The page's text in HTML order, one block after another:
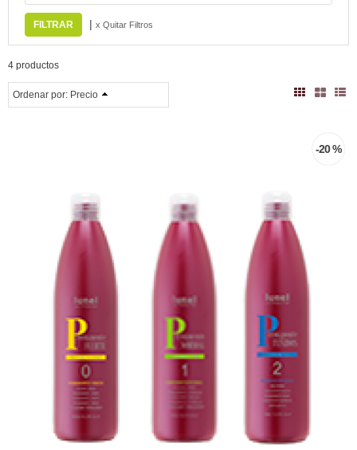
| x Quitar Filtros
4 productos
Ordenar por: Precio
-20 %